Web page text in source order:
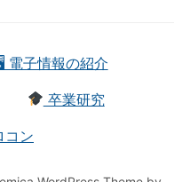
電子情報の紹介
卒業研究
ン